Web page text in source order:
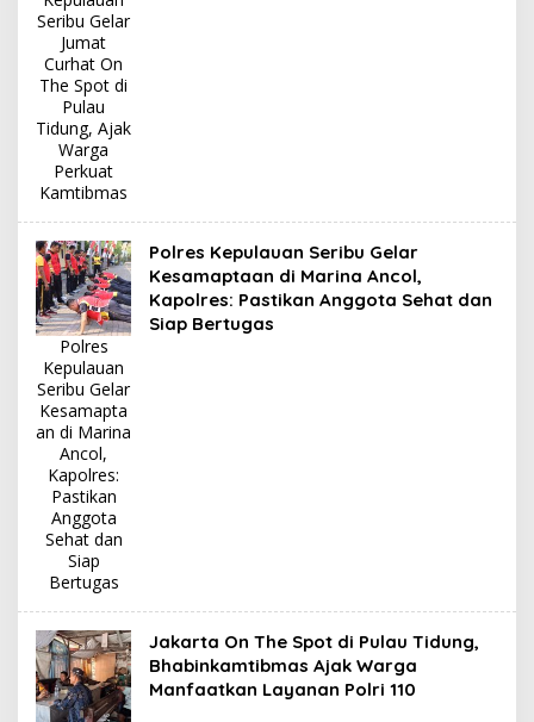
Seribu Gelar
Jumat
Curhat On
The Spot di
Pulau
Tidung, Ajak
Warga
Perkuat
Kamtibmas
Polres
Kepulauan
Seribu Gelar
Kesamapta
an di Marina
Ancol,
Kapolres:
Pastikan
Anggota
Sehat dan
Siap
Bertugas
Polres Kepulauan Seribu Gelar
Kesamaptaan di Marina Ancol,
Kapolres: Pastikan Anggota Sehat dan
Siap Bertugas
Jakarta On The Spot di Pulau Tidung,
Bhabinkamtibmas Ajak Warga
Manfaatkan Layanan Polri 110